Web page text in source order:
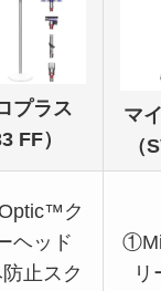
プラス
FF）
マ
（
ク
ヘッド
止スク
リ